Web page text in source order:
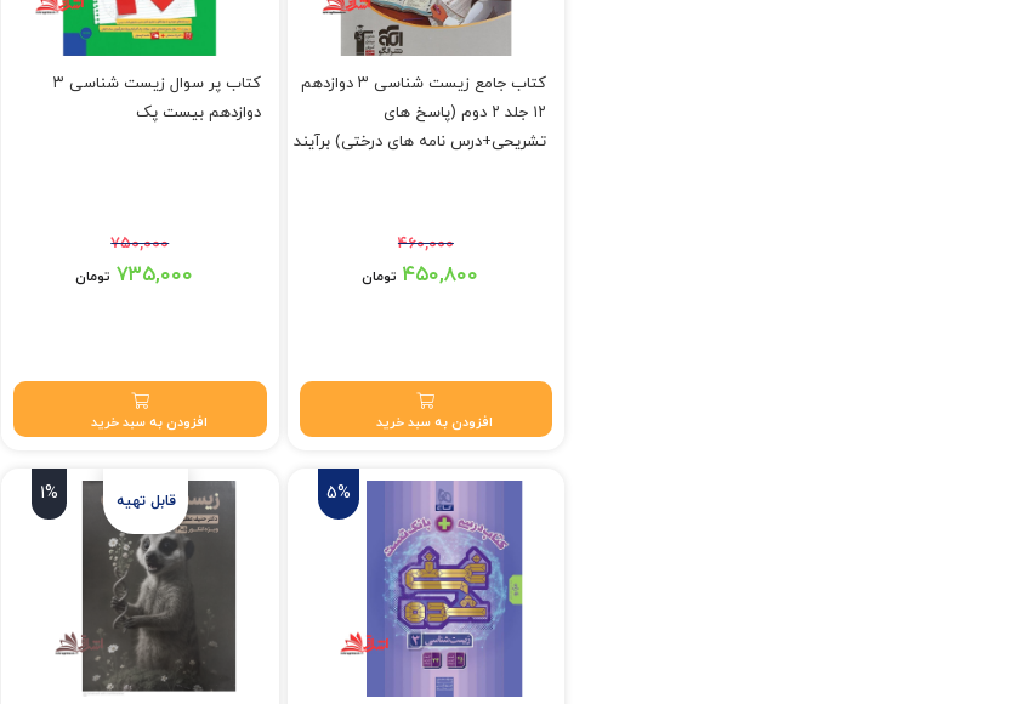
کتاب جامع زیست شناسی ۳ دوازدهم
۱۲ جلد ۲ دوم (پاسخ های
تشریحی+درس نامه های درختی) برآیند
۴۶۰,۰۰۰
قیمت اصلی: ۴۶۰,۰۰۰ تومان بود.۴۵۰,۸۰۰ تومان
افزودن به سبد خرید
کتاب پر سوال زیست شناسی ۳
دوازدهم بیست پک
۷۵۰,۰۰۰
قیمت اصلی: ۷۵۰,۰۰۰ تومان بود.۷۳۵,۰۰۰ تومان
افزودن به سبد خرید
5%
1%